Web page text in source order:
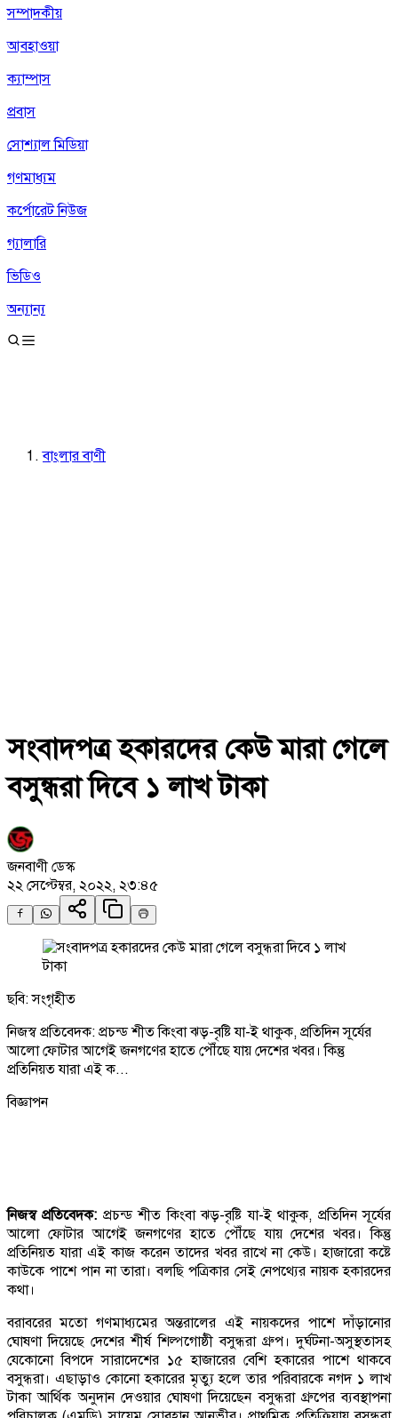
সম্পাদকীয়
আবহাওয়া
ক্যাম্পাস
প্রবাস
সোশ্যাল মিডিয়া
গণমাধ্যম
কর্পোরেট নিউজ
গ্যালারি
ভিডিও
অন্যান্য
বাংলার বাণী
সংবাদপত্র হকারদের কেউ মারা গেলে
বসুন্ধরা দিবে ১ লাখ টাকা
জনবাণী ডেস্ক
২২ সেপ্টেম্বর, ২০২২, ২৩:৪৫
ছবি: সংগৃহীত
নিজস্ব প্রতিবেদক: প্রচন্ড শীত কিংবা ঝড়-বৃষ্টি যা-ই থাকুক, প্রতিদিন সূর্যের
আলো ফোটার আগেই জনগণের হাতে পৌঁছে যায় দেশের খবর। কিন্তু
প্রতিনিয়ত যারা এই ক...
বিজ্ঞাপন
নিজস্ব প্রতিবেদক: প্রচন্ড শীত কিংবা ঝড়-বৃষ্টি যা-ই থাকুক, প্রতিদিন সূর্যের
আলো ফোটার আগেই জনগণের হাতে পৌঁছে যায় দেশের খবর। কিন্তু
প্রতিনিয়ত যারা এই কাজ করেন তাদের খবর রাখে না কেউ। হাজারো কষ্টে
কাউকে পাশে পান না তারা। বলছি পত্রিকার সেই নেপথ্যের নায়ক হকারদের
কথা।
বরাবরের মতো গণমাধ্যমের অন্তরালের এই নায়কদের পাশে দাঁড়ানোর
ঘোষণা দিয়েছে দেশের শীর্ষ শিল্পগোষ্ঠী বসুন্ধরা গ্রুপ। দুর্ঘটনা-অসুস্থতাসহ
যেকোনো বিপদে সারাদেশের ১৫ হাজারের বেশি হকারের পাশে থাকবে
বসুন্ধরা। এছাড়াও কোনো হকারের মৃত্যু হলে তার পরিবারকে নগদ ১ লাখ
টাকা আর্থিক অনুদান দেওয়ার ঘোষণা দিয়েছেন বসুন্ধরা গ্রুপের ব্যবস্থাপনা